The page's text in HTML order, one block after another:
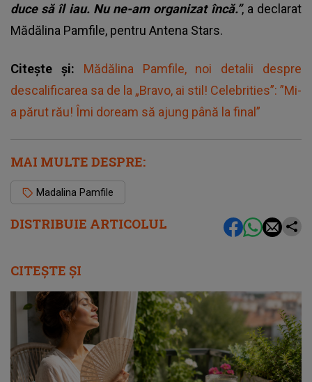
DISTRIBUIE ARTICOLUL
duce să îl iau. Nu ne-am organizat încă.”, a declarat
Mădălina Pamfile, pentru Antena Stars.
Citește și: Mădălina Pamfile, noi detalii despre
descalificarea sa de la „Bravo, ai stil! Celebrities”: ”Mi-
a părut rău! Îmi doream să ajung până la final”
MAI MULTE DESPRE:
Madalina Pamfile
CITEȘTE ȘI